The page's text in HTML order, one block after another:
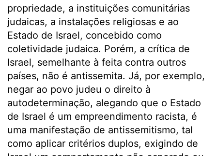
propriedade, a instituições comunitárias
judaicas, a instalações religiosas e ao
Estado de Israel, concebido como
coletividade judaica. Porém, a crítica de
Israel, semelhante à feita contra outros
países, não é antissemita. Já, por exemplo,
negar ao povo judeu o direito à
autodeterminação, alegando que o Estado
de Israel é um empreendimento racista, é
uma manifestação de antissemitismo, tal
como aplicar critérios duplos, exigindo de